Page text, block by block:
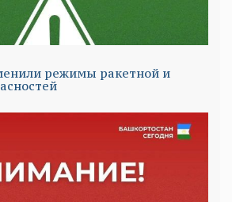
режимы ракетной и